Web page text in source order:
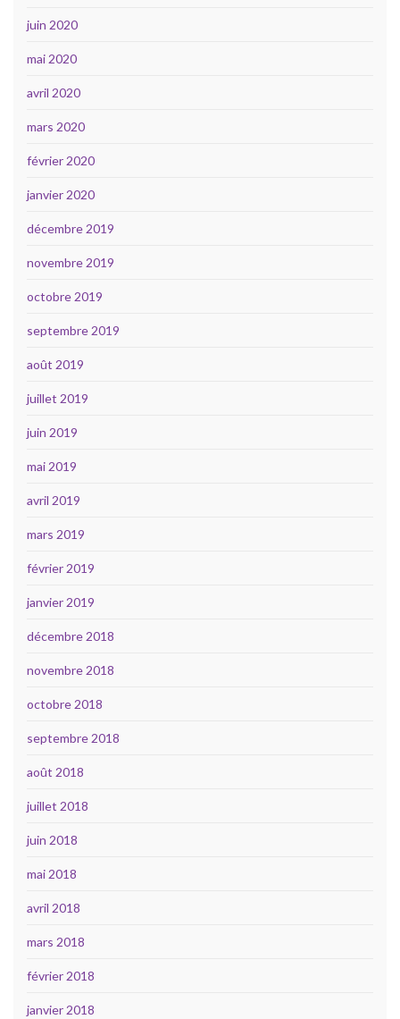
juin 2020
mai 2020
avril 2020
mars 2020
février 2020
janvier 2020
décembre 2019
novembre 2019
octobre 2019
septembre 2019
août 2019
juillet 2019
juin 2019
mai 2019
avril 2019
mars 2019
février 2019
janvier 2019
décembre 2018
novembre 2018
octobre 2018
septembre 2018
août 2018
juillet 2018
juin 2018
mai 2018
avril 2018
mars 2018
février 2018
janvier 2018